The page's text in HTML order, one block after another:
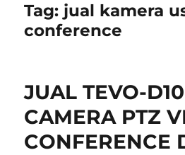
Tag: jual kamera
conference
JUAL TEVO-
CAMERA PTZ
CONFERENCE